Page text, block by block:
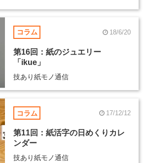
コラム 18/6/20
第16回：紙のジュエリー
「ikue」
技あり紙モノ通信
コラム 17/12/12
第11回：紙活字の日めくりカレ
ンダー
技あり紙モノ通信